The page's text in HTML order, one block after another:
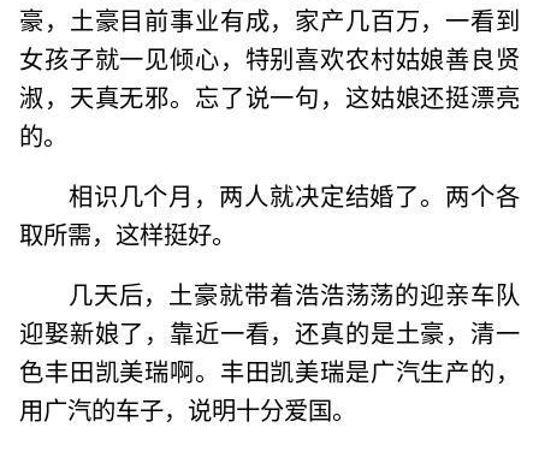
豪，土豪目前事业有成，家产几百万，一看到
女孩子就一见倾心，特别喜欢农村姑娘善良贤
淑，天真无邪。忘了说一句，这姑娘还挺漂亮
的。
相识几个月，两人就决定结婚了。两个各
取所需，这样挺好。
几天后，土豪就带着浩浩荡荡的迎亲车队
迎娶新娘了，靠近一看，还真的是土豪，清一
色丰田凯美瑞啊。丰田凯美瑞是广汽生产的，
用广汽的车子，说明十分爱国。